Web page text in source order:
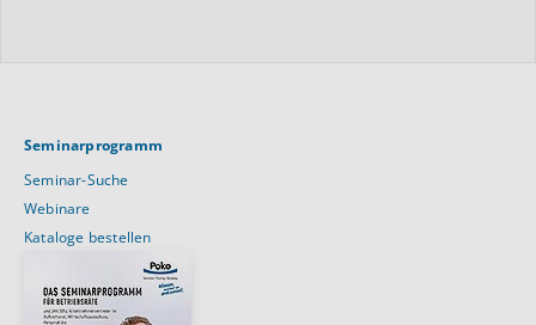
Seminarprogramm
Seminar-Suche
Webinare
Kataloge bestellen